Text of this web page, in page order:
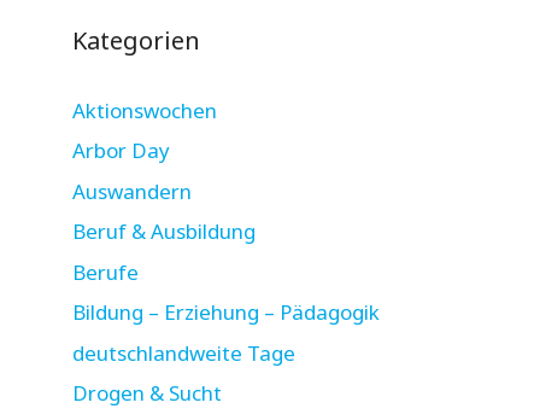
Kategorien
Aktionswochen
Arbor Day
Auswandern
Beruf & Ausbildung
Berufe
Bildung – Erziehung – Pädagogik
deutschlandweite Tage
Drogen & Sucht